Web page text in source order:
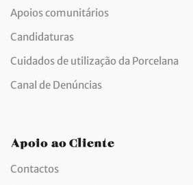
Apoios comunitários
Candidaturas
Cuidados de utilização da Porcelana
Canal de Denúncias
Apoio ao Cliente
Contactos